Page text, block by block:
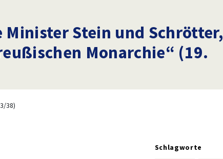
Stein und Schrötter,
Monarchie“ (19.
38)
Schlagworte